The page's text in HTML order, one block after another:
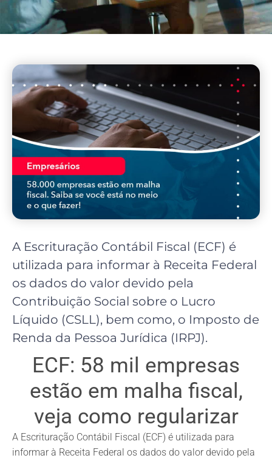
A Escrituração Contábil Fiscal (ECF) é
utilizada para informar à Receita Federal
os dados do valor devido pela
Contribuição Social sobre o Lucro
Líquido (CSLL), bem como, o Imposto de
Renda da Pessoa Jurídica (IRPJ).
ECF: 58 mil empresas
estão em malha fiscal,
veja como regularizar
A Escrituração Contábil Fiscal (ECF) é utilizada para
informar à Receita Federal os dados do valor devido pela